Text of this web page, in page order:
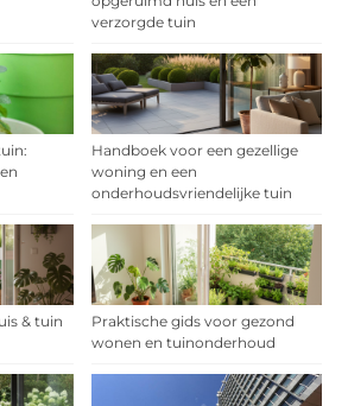
verzorgde tuin
Handboek voor een gezellige
woning en een
onderhoudsvriendelijke tuin
& tuin
Praktische gids voor gezond
wonen en tuinonderhoud